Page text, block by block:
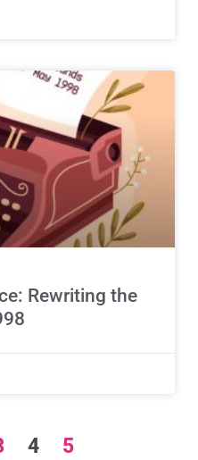
Rewriting the
4 5